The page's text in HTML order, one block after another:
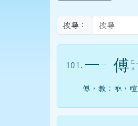
搜尋：
101. 一 ㄧ 傅 ㄈ
ㄨ ˋ
傅，教；咻，